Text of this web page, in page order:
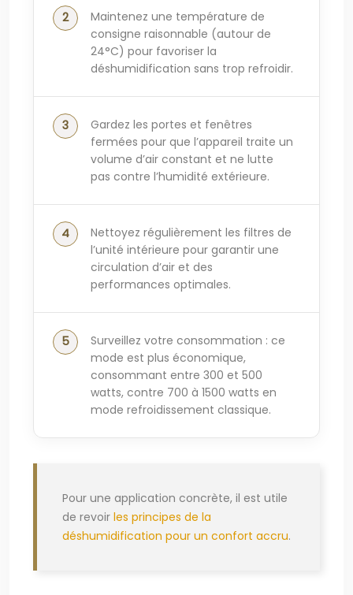
Maintenez une température de
consigne raisonnable (autour de
24°C) pour favoriser la
déshumidification sans trop refroidir.
Gardez les portes et fenêtres
fermées pour que l’appareil traite un
volume d’air constant et ne lutte
pas contre l’humidité extérieure.
Nettoyez régulièrement les filtres de
l’unité intérieure pour garantir une
circulation d’air et des
performances optimales.
Surveillez votre consommation : ce
mode est plus économique,
consommant entre 300 et 500
watts, contre 700 à 1500 watts en
mode refroidissement classique.
Pour une application concrète, il est utile
de revoir les principes de la
déshumidification pour un confort accru.